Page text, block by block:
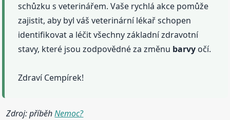
schůzku s veterinářem. Vaše rychlá akce pomůže
zajistit, aby byl váš veterinární lékař schopen
identifikovat a léčit všechny základní zdravotní
stavy, které jsou zodpovědné za změnu barvy očí.
Zdraví Cempírek!
Zdroj: příběhNemoc?